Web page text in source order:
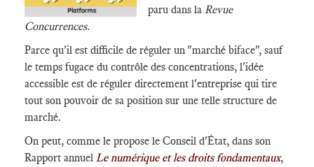
paru dans la Revue
Concurrences.
Parce qu'il est difficile de réguler un "marché biface", sauf
le temps fugace du contrôle des concentrations, l'idée
accessible est de réguler directement l'entreprise qui tire
tout son pouvoir de sa position sur une telle structure de
marché.
On peut, comme le propose le Conseil d'État, dans son
Rapport annuel Le numérique et les droits fondamentaux,